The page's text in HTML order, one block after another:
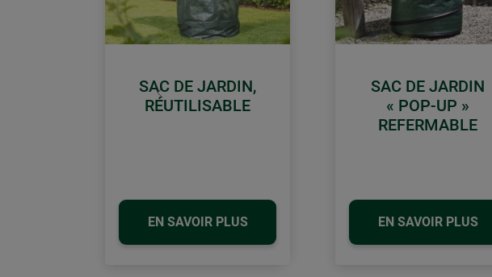
SAC DE JARDIN,
RÉUTILISABLE
EN SAVOIR PLUS
SAC DE JARDIN
« POP-UP »
REFERMABLE
EN SAVOIR PLUS
retour